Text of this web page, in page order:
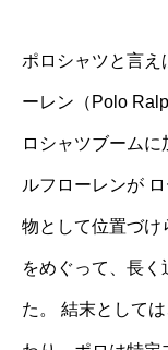
ポロシャツと言え
ーレン（Polo
ロシャツブーム
ルフローレンが
物として位置づけ
をめぐって、長
た。 結末として